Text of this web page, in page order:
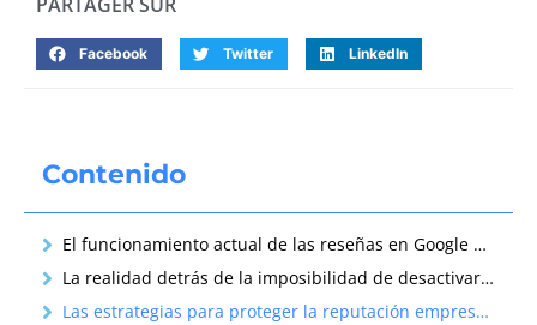
Facebook Twitter LinkedIn
Contenido
El funcionamiento actual de las reseñas en Google My Business
La realidad detrás de la imposibilidad de desactivar reseñas
Las estrategias para proteger la reputación empresarial en el entorno high-tech